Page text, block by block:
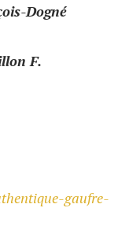
Dogné
F.
gaufre-